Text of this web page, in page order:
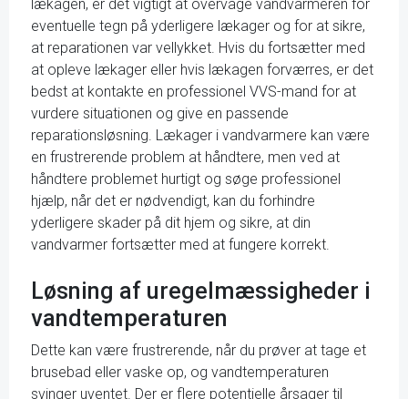
lækagen, er det vigtigt at overvåge vandvarmeren for
eventuelle tegn på yderligere lækager og for at sikre,
at reparationen var vellykket. Hvis du fortsætter med
at opleve lækager eller hvis lækagen forværres, er det
bedst at kontakte en professionel VVS-mand for at
vurdere situationen og give en passende
reparationsløsning. Lækager i vandvarmere kan være
en frustrerende problem at håndtere, men ved at
håndtere problemet hurtigt og søge professionel
hjælp, når det er nødvendigt, kan du forhindre
yderligere skader på dit hjem og sikre, at din
vandvarmer fortsætter med at fungere korrekt.
Løsning af uregelmæssigheder i
vandtemperaturen
Dette kan være frustrerende, når du prøver at tage et
brusebad eller vaske op, og vandtemperaturen
svinger uventet. Der er flere potentielle årsager til